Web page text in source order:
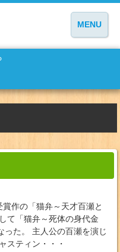
MENU
作の「猫弁～天才百瀬と
て「猫弁～死体の身代金
った。 主人公の百瀬を演じ
スティン・・・